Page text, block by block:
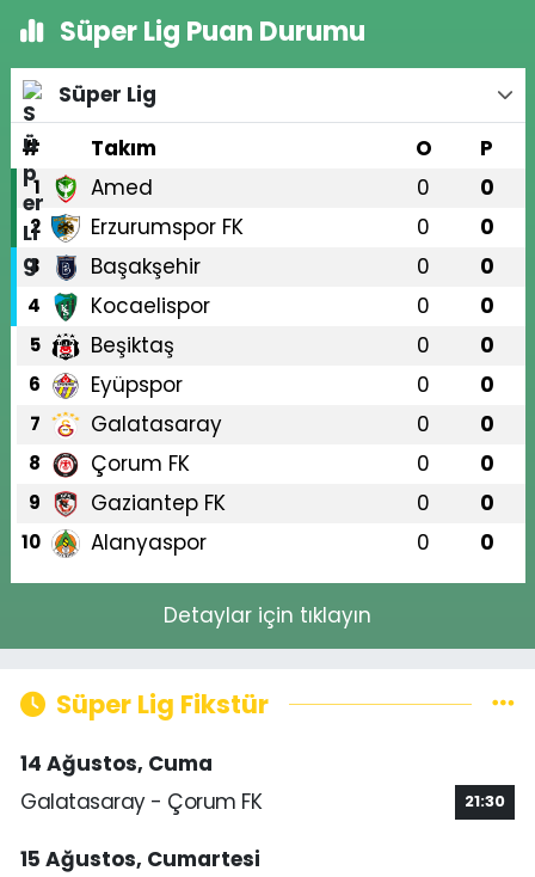
Süper Lig Puan Durumu
Süper Lig
#
Takım O P
1 Amed 0 0
2 Erzurumspor FK 0 0
3 Başakşehir 0 0
4 Kocaelispor 0 0
5 Beşiktaş 0 0
6 Eyüpspor 0 0
7 Galatasaray 0 0
8 Çorum FK 0 0
9 Gaziantep FK 0 0
10 Alanyaspor 0 0
Detaylar için tıklayın
Süper Lig Fikstür
14 Ağustos, Cuma
Galatasaray - Çorum FK
21:30
15 Ağustos, Cumartesi